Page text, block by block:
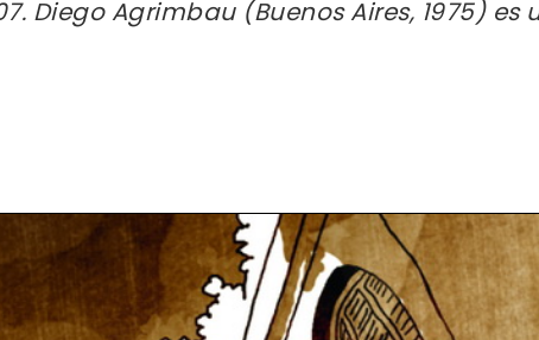
Diego Agrimbau (Buenos Aires, 1975)